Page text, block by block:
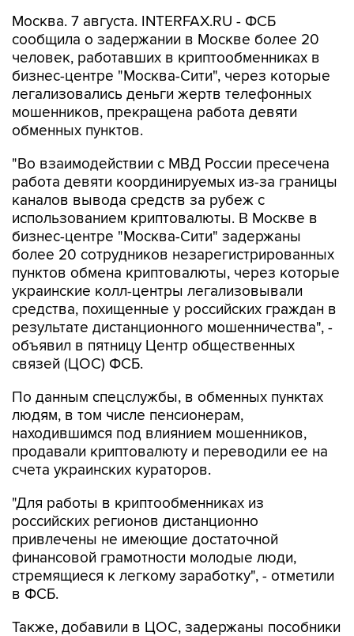
Москва. 7 августа. INTERFAX.RU - ФСБ
сообщила о задержании в Москве более 20
человек, работавших в криптообменниках в
бизнес-центре "Москва-Сити", через которые
легализовались деньги жертв телефонных
мошенников, прекращена работа девяти
обменных пунктов.
"Во взаимодействии с МВД России пресечена
работа девяти координируемых из-за границы
каналов вывода средств за рубеж с
использованием криптовалюты. В Москве в
бизнес-центре "Москва-Сити" задержаны
более 20 сотрудников незарегистрированных
пунктов обмена криптовалюты, через которые
украинские колл-центры легализовывали
средства, похищенные у российских граждан в
результате дистанционного мошенничества", -
объявил в пятницу Центр общественных
связей (ЦОС) ФСБ.
По данным спецслужбы, в обменных пунктах
людям, в том числе пенсионерам,
находившимся под влиянием мошенников,
продавали криптовалюту и переводили ее на
счета украинских кураторов.
"Для работы в криптообменниках из
российских регионов дистанционно
привлечены не имеющие достаточной
финансовой грамотности молодые люди,
стремящиеся к легкому заработку", - отметили
в ФСБ.
Также, добавили в ЦОС, задержаны пособники